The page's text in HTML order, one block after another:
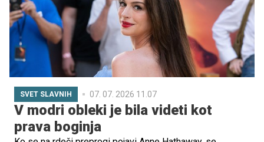
SVET SLAVNIH 07. 07. 2026 11.07
V modri obleki je bila videti kot
prava boginja